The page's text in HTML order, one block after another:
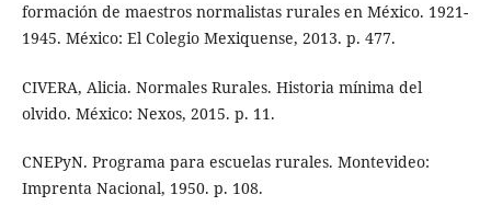
formación de maestros normalistas rurales en México. 1921-
1945. México: El Colegio Mexiquense, 2013. p. 477.
CIVERA, Alicia. Normales Rurales. Historia mínima del
olvido. México: Nexos, 2015. p. 11.
CNEPyN. Programa para escuelas rurales. Montevideo:
Imprenta Nacional, 1950. p. 108.